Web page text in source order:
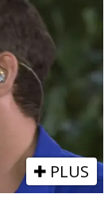
PLUS